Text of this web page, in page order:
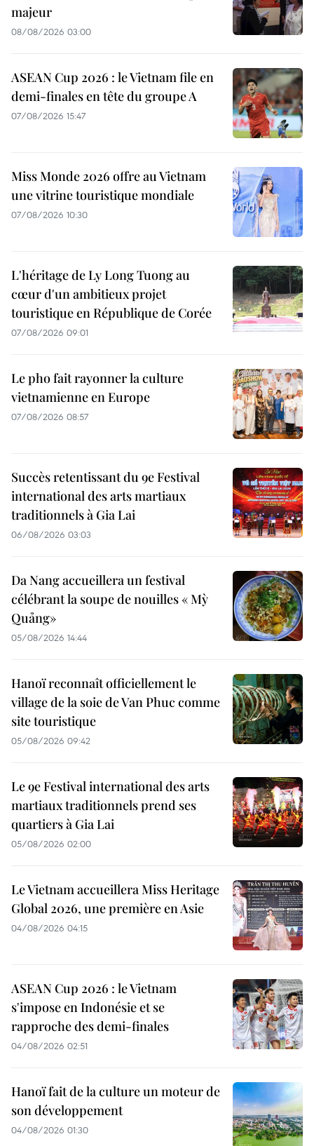
majeur
08/08/2026 03:00
ASEAN Cup 2026 : le Vietnam file en
demi-finales en tête du groupe A
07/08/2026 15:47
Miss Monde 2026 offre au Vietnam
une vitrine touristique mondiale
07/08/2026 10:30
L'héritage de Ly Long Tuong au
cœur d'un ambitieux projet
touristique en République de Corée
07/08/2026 09:01
Le pho fait rayonner la culture
vietnamienne en Europe
07/08/2026 08:57
Succès retentissant du 9e Festival
international des arts martiaux
traditionnels à Gia Lai
06/08/2026 03:03
Da Nang accueillera un festival
célébrant la soupe de nouilles « Mỳ
Quảng»
05/08/2026 14:44
Hanoï reconnaît officiellement le
village de la soie de Van Phuc comme
site touristique
05/08/2026 09:42
Le 9e Festival international des arts
martiaux traditionnels prend ses
quartiers à Gia Lai
05/08/2026 02:00
Le Vietnam accueillera Miss Heritage
Global 2026, une première en Asie
04/08/2026 04:15
ASEAN Cup 2026 : le Vietnam
s'impose en Indonésie et se
rapproche des demi-finales
04/08/2026 02:51
Hanoï fait de la culture un moteur de
son développement
04/08/2026 01:30